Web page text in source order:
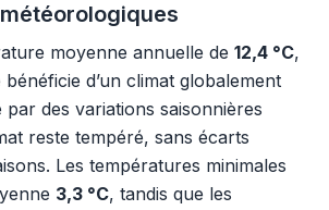
moyenne annuelle de 12,4 °C,
d’un climat globalement
des variations saisonnières
reste tempéré, sans écarts
Les températures minimales
3,3 °C, tandis que les